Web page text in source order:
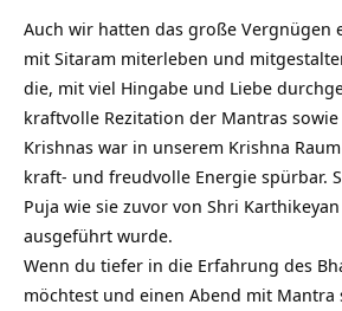
Auch wir hatten das große Vergnügen
mit Sitaram miterleben und
die, mit viel Hingabe und Liebe
kraftvolle Rezitation der Mantras
Krishnas war in unserem Krishna
kraft- und freudvolle Energie spürbar.
Puja wie sie zuvor von Shri
ausgeführt wurde.
Wenn du tiefer in die Erfahrung des
möchtest und einen Abend mit Mantra